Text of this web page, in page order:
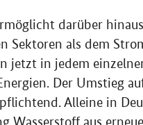
darüber
Sektoren als dem
jetzt in jedem
Der Umstieg
Alleine in